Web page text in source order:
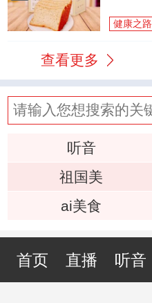
健康之路
查看更多
听音
祖国美
ai美食
首页 直播 听音